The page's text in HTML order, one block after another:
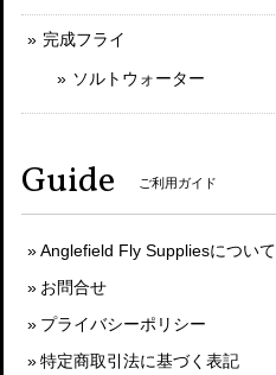
完成フライ
ソルトウォーター
Guide ご利用ガイド
Anglefield Fly Suppliesについて
お問合せ
プライバシーポリシー
特定商取引法に基づく表記